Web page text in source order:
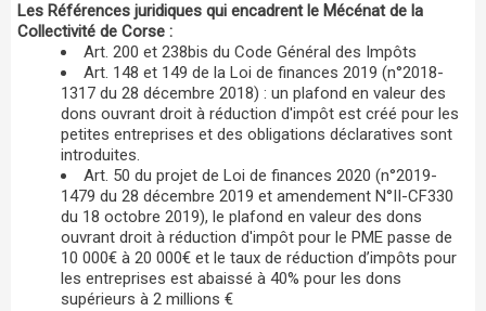
Les Références juridiques qui encadrent le Mécénat de la
Collectivité de Corse :
Art. 200 et 238bis du Code Général des Impôts
Art. 148 et 149 de la Loi de finances 2019 (n°2018-
1317 du 28 décembre 2018) : un plafond en valeur des
dons ouvrant droit à réduction d'impôt est créé pour les
petites entreprises et des obligations déclaratives sont
introduites.
Art. 50 du projet de Loi de finances 2020 (n°2019-
1479 du 28 décembre 2019 et amendement N°II-CF330
du 18 octobre 2019), le plafond en valeur des dons
ouvrant droit à réduction d'impôt pour le PME passe de
10 000€ à 20 000€ et le taux de réduction d’impôts pour
les entreprises est abaissé à 40% pour les dons
supérieurs à 2 millions €